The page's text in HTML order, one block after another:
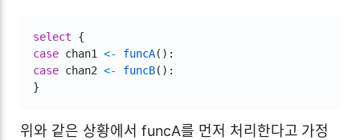
select
{
case chan1 <- funcA( ) :
case chan2 <- funcB( ) :
}
위와 같은 상황에서 funcA를 먼저 처리한다고 가정